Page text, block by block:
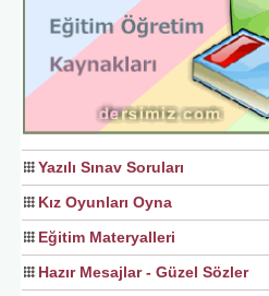
Yazılı Sınav Soruları
Kız Oyunları Oyna
Eğitim Materyalleri
Hazır Mesajlar - Güzel Sözler